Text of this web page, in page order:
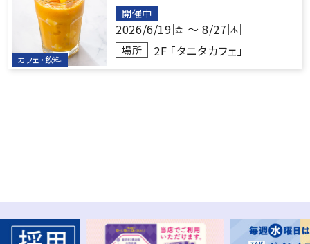
カフェ・飲料
開催中
2026/6/19 金 ～ 8/27 木
場所 2F 「タニタカフェ」